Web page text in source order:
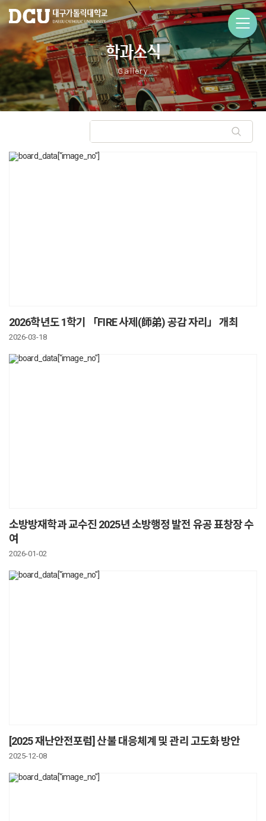
학과소식
Gallery
2026학년도 1학기 「FIRE 사제(師弟) 공감 자리」 개최
2026-03-18
소방방재학과 교수진 2025년 소방행정 발전 유공 표창장 수
여
2026-01-02
[2025 재난안전포럼] 산불 대응체계 및 관리 고도화 방안
2025-12-08